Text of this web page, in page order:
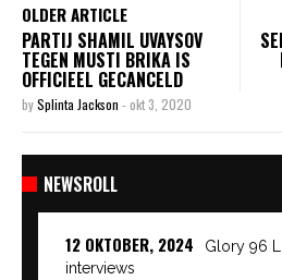
OLDER ARTICLE
PARTIJ SHAMIL UVAYSOV
TEGEN MUSTI BRIKA IS
OFFICIEEL GECANCELD
bySplinta Jackson - okt 3, 2020
NEWSROLL
12 OKTOBER, 2024
Glory 96
interviews